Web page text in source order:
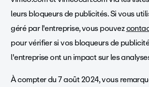
leurs bloqueurs de publicités. Si vous
géré par l'entreprise, vous pouvez
pour vérifier si vos bloqueurs de
l'entreprise ont un impact sur les
À compter du 7 août 2024, vous